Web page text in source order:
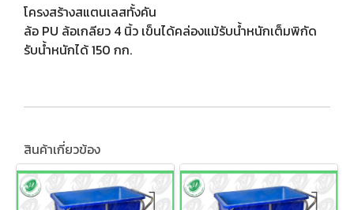
โครงสร้างสแตนเลสทั้งคัน
ล้อ PU ล้อเกลียว 4 นิ้ว เข็นได้คล่องแม้รับน้ำหนักเต็มพิกัด
รับน้ำหนักได้ 150 กก.
สินค้าเกี่ยวข้อง